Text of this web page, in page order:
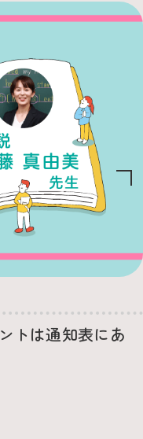
トは通知表にあ